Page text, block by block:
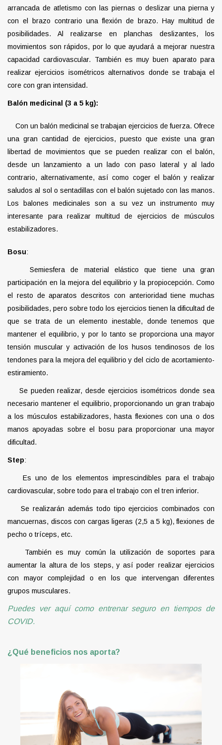
arrancada de atletismo con las piernas o deslizar una pierna y
con el brazo contrario una flexión de brazo. Hay multitud de
posibilidades. Al realizarse en planchas deslizantes, los
movimientos son rápidos, por lo que ayudará a mejorar nuestra
capacidad cardiovascular. También es muy buen aparato para
realizar ejercicios isométricos alternativos donde se trabaja el
core con gran intensidad.
Balón medicinal (3 a 5 kg):
Con un balón medicinal se trabajan ejercicios de fuerza. Ofrece
una gran cantidad de ejercicios, puesto que existe una gran
libertad de movimientos que se pueden realizar con el balón,
desde un lanzamiento a un lado con paso lateral y al lado
contrario, alternativamente, así como coger el balón y realizar
saludos al sol o sentadillas con el balón sujetado con las manos.
Los balones medicinales son a su vez un instrumento muy
interesante para realizar multitud de ejercicios de músculos
estabilizadores.
Bosu:
Semiesfera de material elástico que tiene una gran
participación en la mejora del equilibrio y la propiocepción. Como
el resto de aparatos descritos con anterioridad tiene muchas
posibilidades, pero sobre todo los ejercicios tienen la dificultad de
que se trata de un elemento inestable, donde tenemos que
mantener el equilibrio, y por lo tanto se proporciona una mayor
tensión muscular y activación de los husos tendinosos de los
tendones para la mejora del equilibrio y del ciclo de acortamiento-
estiramiento.
Se pueden realizar, desde ejercicios isométricos donde sea
necesario mantener el equilibrio, proporcionando un gran trabajo
a los músculos estabilizadores, hasta flexiones con una o dos
manos apoyadas sobre el bosu para proporcionar una mayor
dificultad.
Step:
Es uno de los elementos imprescindibles para el trabajo
cardiovascular, sobre todo para el trabajo con el tren inferior.
Se realizarán además todo tipo ejercicios combinados con
mancuernas, discos con cargas ligeras (2,5 a 5 kg), flexiones de
pecho o tríceps, etc.
También es muy común la utilización de soportes para
aumentar la altura de los steps, y así poder realizar ejercicios
con mayor complejidad o en los que intervengan diferentes
grupos musculares.
Puedes ver aquí como entrenar seguro en tiempos de
COVID.
¿Qué beneficios nos aporta?